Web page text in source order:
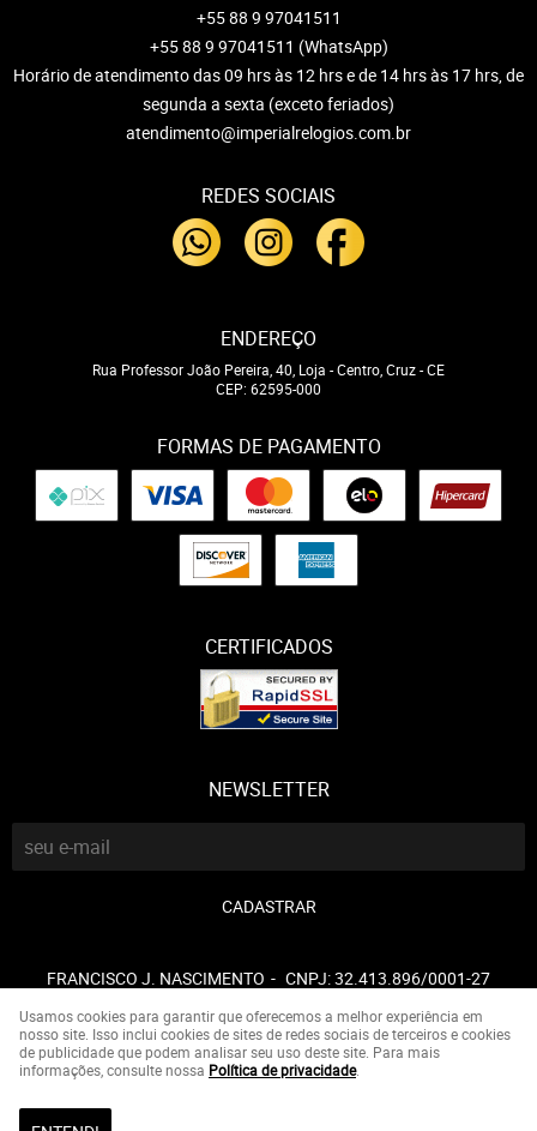
+55 88 9 97041511
+55 88 9 97041511 (WhatsApp)
Horário de atendimento das 09 hrs às 12 hrs e de 14 hrs às 17 hrs, de
segunda a sexta (exceto feriados)
atendimento@imperialrelogios.com.br
REDES SOCIAIS
ENDEREÇO
Rua Professor João Pereira, 40, Loja -Centro, Cruz-CE
CEP: 62595-000
FORMAS DE PAGAMENTO
CERTIFICADOS
NEWSLETTER
CADASTRAR
FRANCISCO J. NASCIMENTO CNPJ: 32.413.896/0001-27
LOJA VIRTUAL CRIADA POR
Usamos cookies para garantir que oferecemos a melhor experiência em
nosso site. Isso inclui cookies de sites de redes sociais de terceiros e cookies
de publicidade que podem analisar seu uso deste site. Para mais
informações, consulte nossa Política de privacidade.